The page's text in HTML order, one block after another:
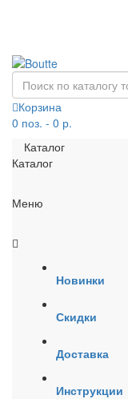
Корзина
0 поз. - 0 р.
Каталог
Каталог
Меню
Новинки
Скидки
Доставка
Инструкции